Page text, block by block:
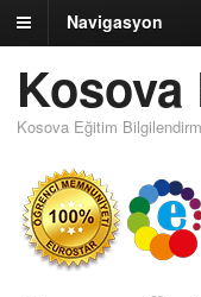
Navigasyon
Kosova Eğitim